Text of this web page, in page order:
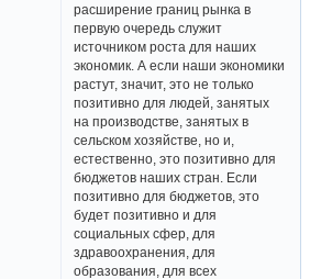
расширение границ рынка в
первую очередь служит
источником роста для наших
экономик. А если наши экономики
растут, значит, это не только
позитивно для людей, занятых
на производстве, занятых в
сельском хозяйстве, но и,
естественно, это позитивно для
бюджетов наших стран. Если
позитивно для бюджетов, это
будет позитивно и для
социальных сфер, для
здравоохранения, для
образования, для всех